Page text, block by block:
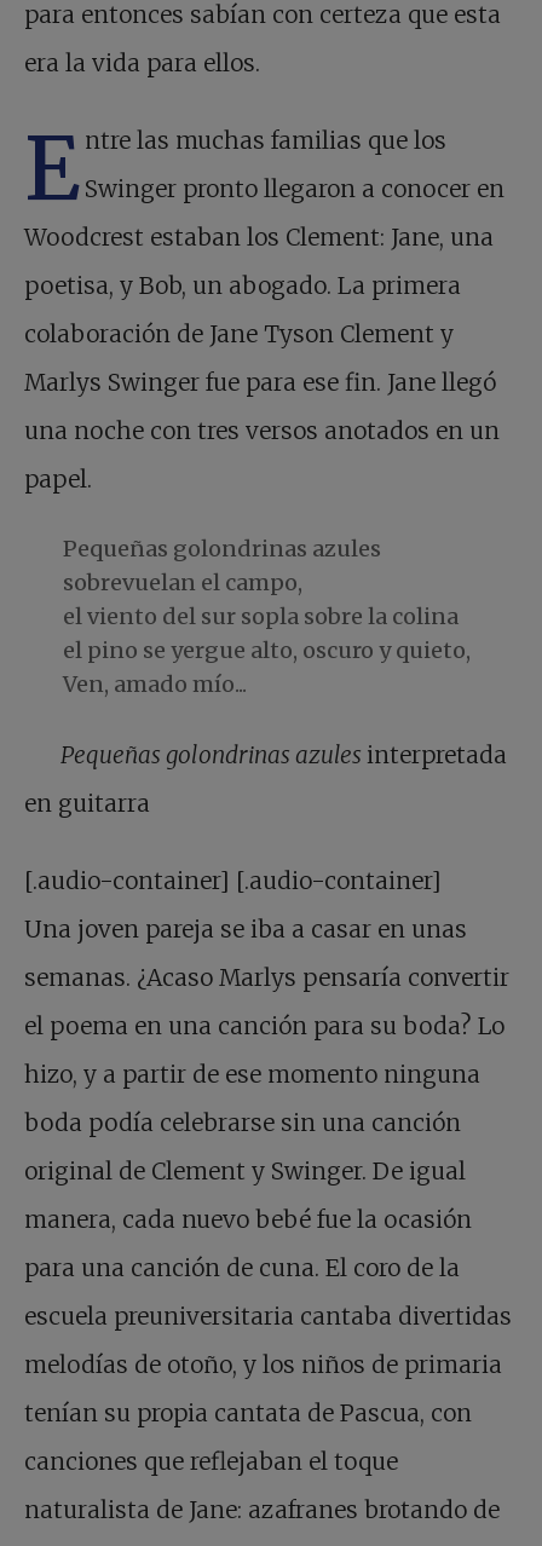
para entonces sabían con certeza que esta
era la vida para ellos.
E ntre las muchas familias que los
Swinger pronto llegaron a conocer en
Woodcrest estaban los Clement: Jane, una
poetisa, y Bob, un abogado. La primera
colaboración de Jane Tyson Clement y
Marlys Swinger fue para ese fin. Jane llegó
una noche con tres versos anotados en un
papel.
Pequeñas golondrinas azules
sobrevuelan el campo,
el viento del sur sopla sobre la colina
el pino se yergue alto, oscuro y quieto,
Ven, amado mío...
Pequeñas golondrinas azules interpretada
en guitarra
[.audio-container] [.audio-container]
Una joven pareja se iba a casar en unas
semanas. ¿Acaso Marlys pensaría convertir
el poema en una canción para su boda? Lo
hizo, y a partir de ese momento ninguna
boda podía celebrarse sin una canción
original de Clement y Swinger. De igual
manera, cada nuevo bebé fue la ocasión
para una canción de cuna. El coro de la
escuela preuniversitaria cantaba divertidas
melodías de otoño, y los niños de primaria
tenían su propia cantata de Pascua, con
canciones que reflejaban el toque
naturalista de Jane: azafranes brotando de